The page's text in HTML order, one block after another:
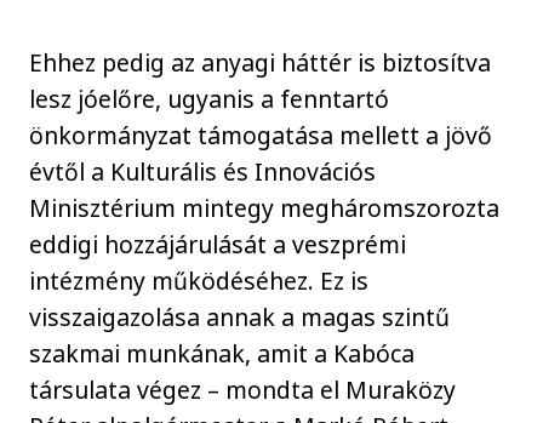
Ehhez pedig az anyagi háttér is biztosítva
lesz jóelőre, ugyanis a fenntartó
önkormányzat támogatása mellett a jövő
évtől a Kulturális és Innovációs
Minisztérium mintegy megháromszorozta
eddigi hozzájárulását a veszprémi
intézmény működéséhez. Ez is
visszaigazolása annak a magas szintű
szakmai munkának, amit a Kabóca
társulata végez – mondta el Muraközy